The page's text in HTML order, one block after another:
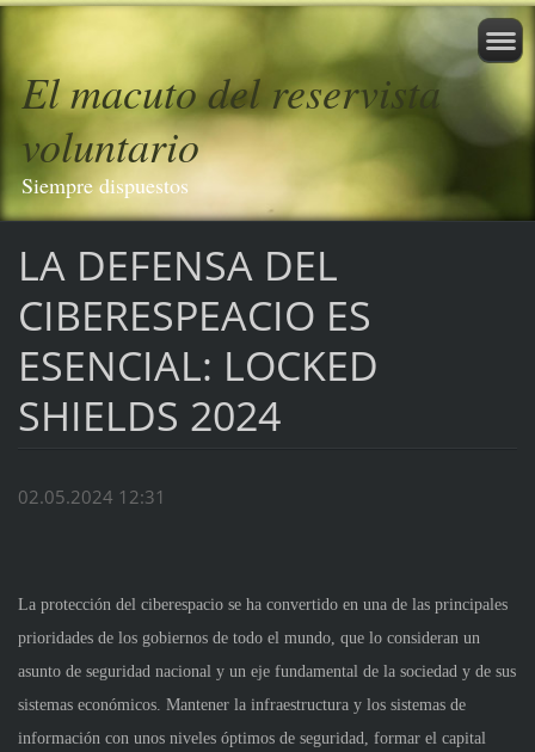
El macuto del reservista
voluntario
Siempre dispuestos
LA DEFENSA DEL
CIBERESPEACIO ES
ESENCIAL: LOCKED
SHIELDS 2024
02.05.2024 12:31
La protección del ciberespacio se ha convertido en una de las principales
prioridades de los gobiernos de todo el mundo, que lo consideran un
asunto de seguridad nacional y un eje fundamental de la sociedad y de sus
sistemas económicos. Mantener la infraestructura y los sistemas de
información con unos niveles óptimos de seguridad, formar el capital